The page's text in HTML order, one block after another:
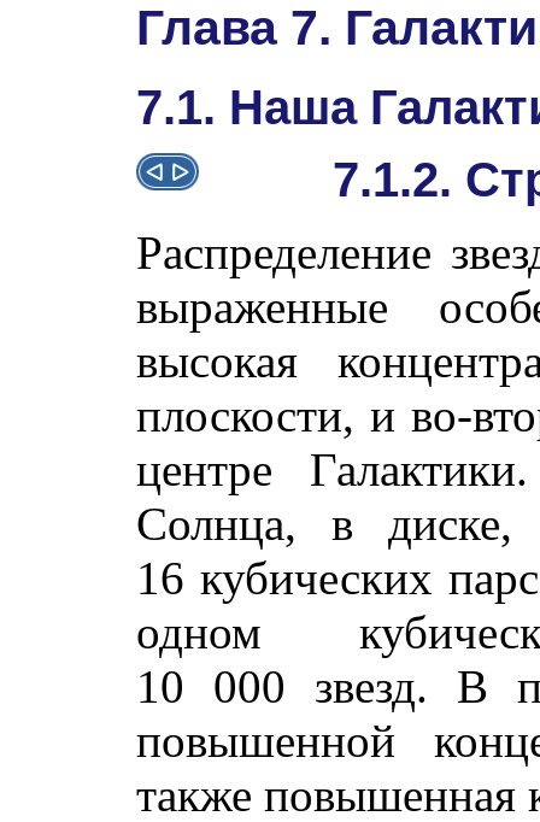
Глава 7.
7.1. Наша
7.1.2.
Распределение
выраженные
высокая
плоскости, и во-
центре
Солнца, в диске,
16 кубических
одном
10 000 звезд. В
повышенной
также повышенная